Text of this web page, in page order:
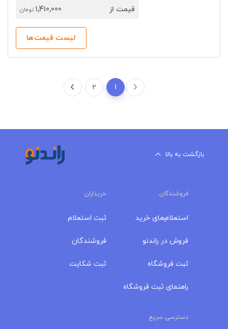
قیمت از 1,410,000 تومان
لیست قیمت‌ها
1
2
بازگشت به بالا
فروشندگان خریداران
استعلام‌های خرید
فروش در راندنو
ثبت فروشگاه
راهنمای ثبت فروشگاه
ثبت استعلام
فروشندگان
ثبت شکایت
دسترسی سریع